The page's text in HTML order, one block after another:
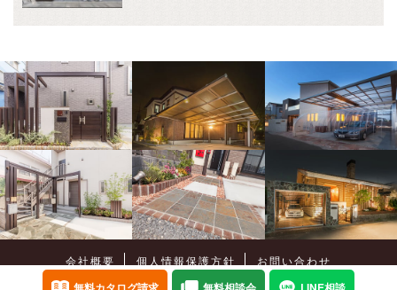
会社概要 個人情報保護方針
お問い合わせ
Copyright©癒樹工房All Rights Reserved.